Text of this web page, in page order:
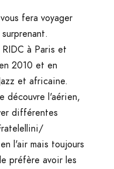
fera voyager
à Paris et
2010 et en
et africaine.
découvre l'aérien,
différentes
l'air mais toujours
préfère avoir les